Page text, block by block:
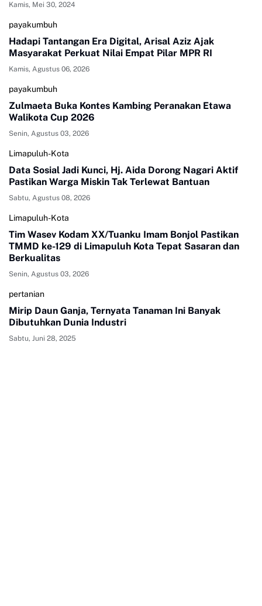
Kamis, Mei 30, 2024
payakumbuh
Hadapi Tantangan Era Digital, Arisal Aziz Ajak
Masyarakat Perkuat Nilai Empat Pilar MPR RI
Kamis, Agustus 06, 2026
payakumbuh
Zulmaeta Buka Kontes Kambing Peranakan Etawa
Walikota Cup 2026
Senin, Agustus 03, 2026
Limapuluh-Kota
Data Sosial Jadi Kunci, Hj. Aida Dorong Nagari Aktif
Pastikan Warga Miskin Tak Terlewat Bantuan
Sabtu, Agustus 08, 2026
Limapuluh-Kota
Tim Wasev Kodam XX/Tuanku Imam Bonjol Pastikan
TMMD ke-129 di Limapuluh Kota Tepat Sasaran dan
Berkualitas
Senin, Agustus 03, 2026
pertanian
Mirip Daun Ganja, Ternyata Tanaman Ini Banyak
Dibutuhkan Dunia Industri
Sabtu, Juni 28, 2025